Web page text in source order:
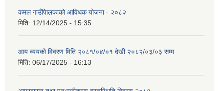
कमल गाउँपािलकाको आविधक योजना - २०८२
मिति: 12/14/2025 - 15:35
आय व्ययको विवरण मिति २०८१/०४/०१ देखी २०८२/०३/०३ सम्म
मिति: 06/17/2025 - 16:13